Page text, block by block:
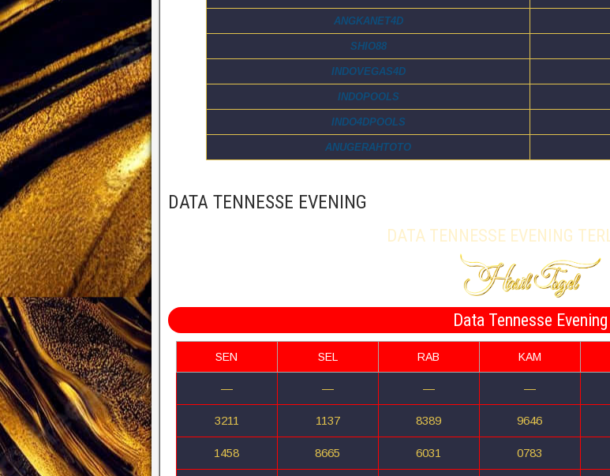
ANGKANET4D
SHIO88
INDOVEGAS4D
INDOPOOLS
INDO4DPOOLS
ANUGERAHTOTO
DATA TENNESSE EVENING
DATA TENNESSE EVENING
Data Tennesse Evening
SEN SEL RAB KAM
— — — —
3211 1137 8389 9646
1458 8665 6031 0783